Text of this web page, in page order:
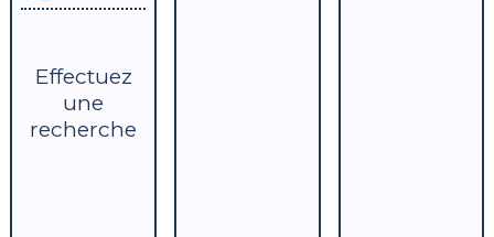
Effectuez
une
recherche